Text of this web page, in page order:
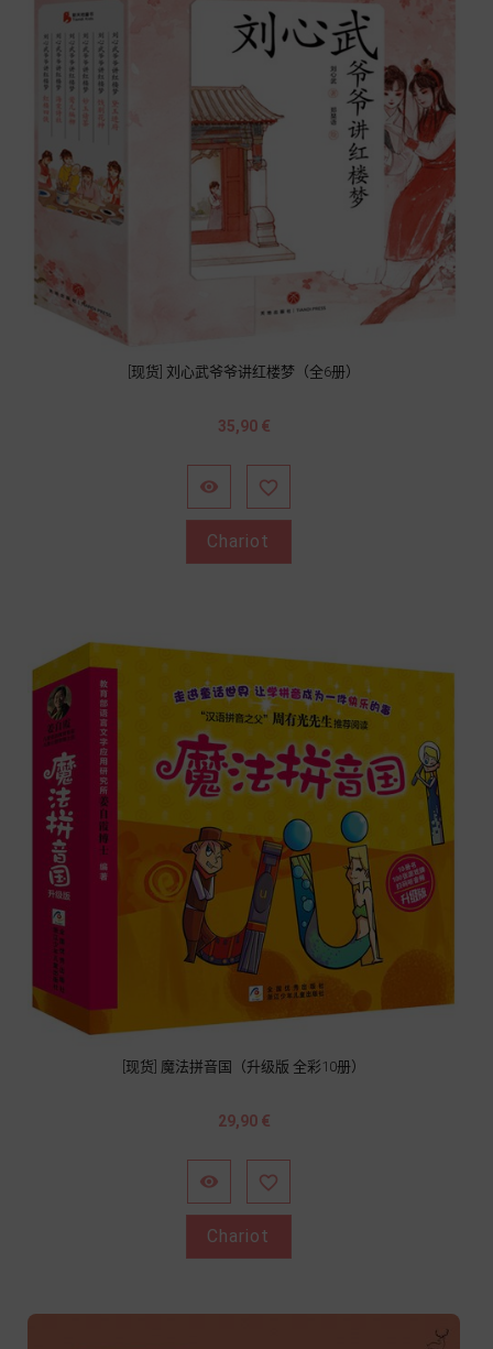
[现货] 刘心武爷爷讲红楼梦（全6册）
Prix
35,90 €
 
Chariot
[现货] 魔法拼音国（升级版 全彩10册）
Prix
29,90 €
 
Chariot